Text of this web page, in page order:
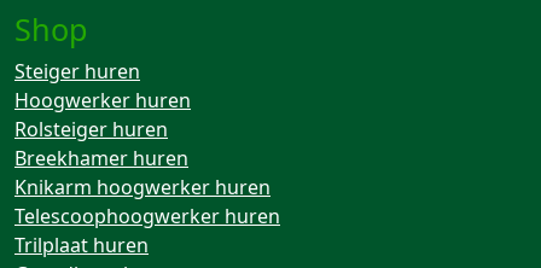
Shop
Steiger huren
Hoogwerker huren
Rolsteiger huren
Breekhamer huren
Knikarm hoogwerker huren
Telescoophoogwerker huren
Trilplaat huren